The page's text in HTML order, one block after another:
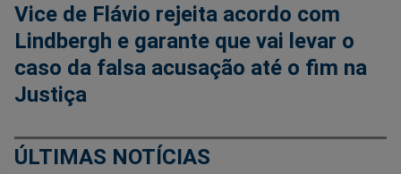
Vice de Flávio rejeita acordo com
Lindbergh e garante que vai levar o
caso da falsa acusação até o fim na
Justiça
ÚLTIMAS NOTÍCIAS